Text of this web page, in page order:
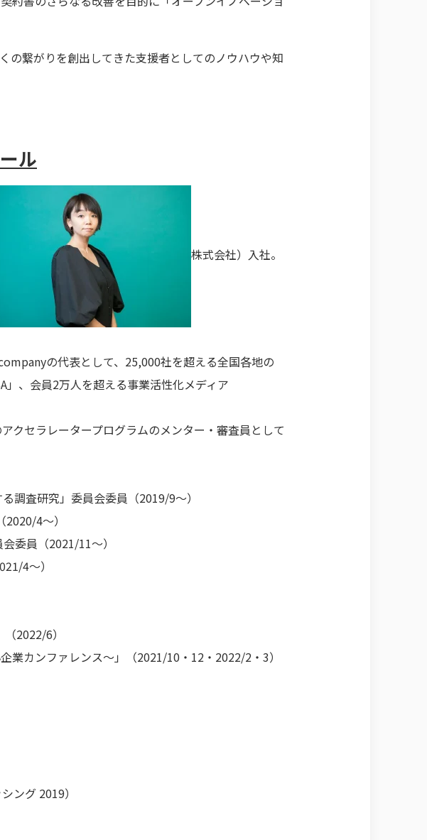
の繋がりを創出してきた支援者としてのノウハウや知
ル
株式会社）入社。
の代表として、25,000社を超える全国各地の
、会員2万人を超える事業活性化メディア
クセラレータープログラムのメンター・審査員として
調査研究」委員会委員（2019/9～）
4～）
委員（2021/11～）
4～）
2022/6）
業カンファレンス～」（2021/10・12・2022/2・3）
ング 2019）